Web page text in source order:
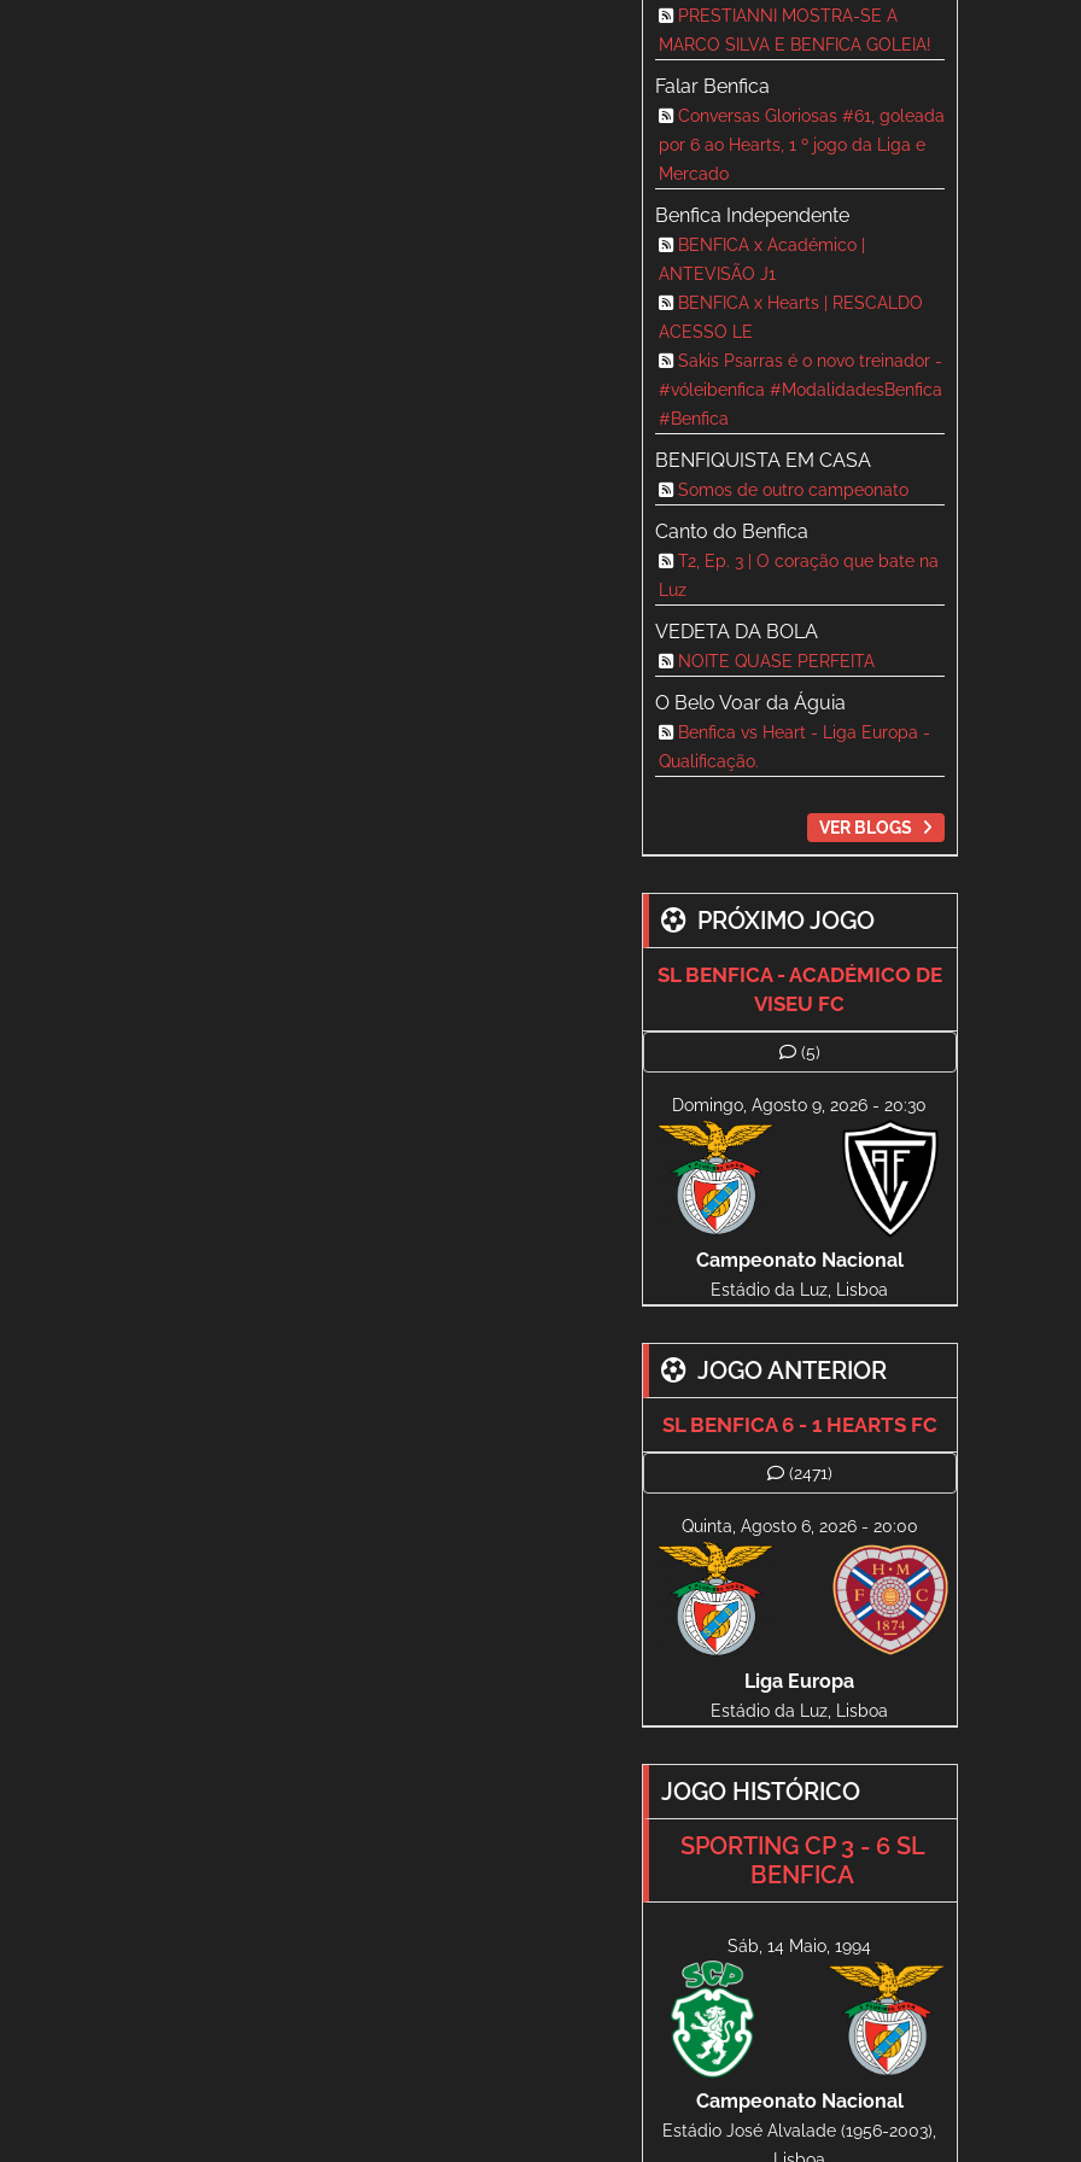
PRESTIANNI MOSTRA-SE A
MARCO SILVA E BENFICA GOLEIA!
Falar Benfica
Conversas Gloriosas #61, goleada
por 6 ao Hearts, 1 º jogo da Liga e
Mercado
Benfica Independente
BENFICA x Académico |
ANTEVISÃO J1
BENFICA x Hearts | RESCALDO
ACESSO LE
Sakis Psarras é o novo treinador -
#vóleibenfica #ModalidadesBenfica
#Benfica
BENFIQUISTA EM CASA
Somos de outro campeonato
Canto do Benfica
T2, Ep. 3 | O coração que bate na
Luz
VEDETA DA BOLA
NOITE QUASE PERFEITA
O Belo Voar da Águia
Benfica vs Heart - Liga Europa -
Qualificação.
VER BLOGS
PRÓXIMO JOGO
SL BENFICA - ACADÉMICO DE
VISEU FC
(5)
Domingo, Agosto 9, 2026 - 20:30
Campeonato Nacional
Estádio da Luz, Lisboa
JOGO ANTERIOR
SL BENFICA 6 - 1 HEARTS FC
(2471)
Quinta, Agosto 6, 2026 - 20:00
Liga Europa
Estádio da Luz, Lisboa
JOGO HISTÓRICO
SPORTING CP 3 - 6 SL
BENFICA
Sáb, 14 Maio, 1994
Campeonato Nacional
Estádio José Alvalade (1956-2003),